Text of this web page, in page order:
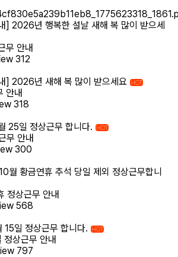
] 2026년 행복한 설날 새해 복 많이 받으세
무 안내
312
] 2026년 새해 복 많이 받으세요 HOT
안내
318
25일 정상근무 합니다.
HOT
무 안내
300
월 황금연휴 추석 당일 제외 정상근무합니
정상근무 안내
568
일 정상근무 합니다.
HOT
상근무 안내
797